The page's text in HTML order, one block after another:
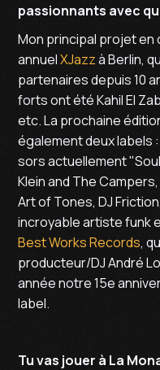
passionnants avec
Mon principal projet
annuelXJazzà Berlin,
partenaires depuis 10
forts ont été Kahil El
etc. La prochaine
également deux labels :
sors actuellement
Klein and The
Art of Tones, DJ
incroyable artiste funk
Best Works Records,
producteur/DJ André
année notre 15e
label.
Tu vas jouer à La